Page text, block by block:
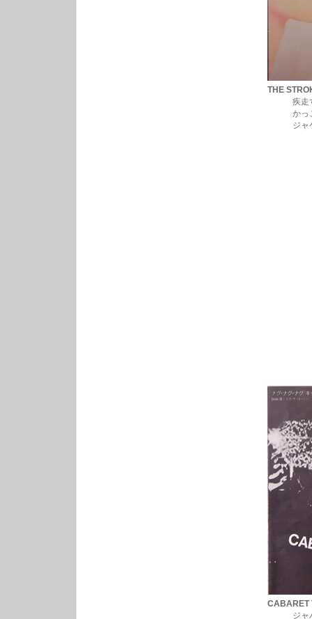
THE
疾走するシ
かっこよ
ジャケち
CABARET
ジャパンレ